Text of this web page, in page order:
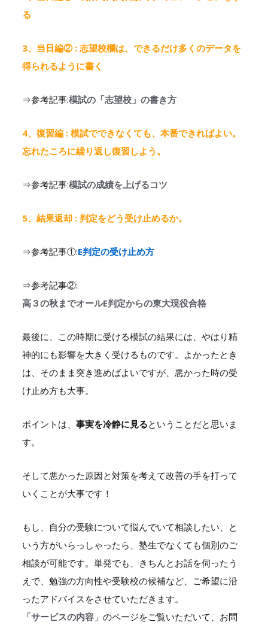
る
3、当日編② : 志望校欄は、できるだけ多くのデータを
得られるように書く
⇒参考記事:模試の「志望校」の書き方
4、復習編 : 模試でできなくても、本番できればよい。
忘れたころに繰り返し復習しよう。
⇒参考記事:模試の成績を上げるコツ
5、結果返却 : 判定をどう受け止めるか。
⇒参考記事①:E判定の受け止め方
⇒参考記事②:
高３の秋までオールE判定からの東大現役合格
最後に、この時期に受ける模試の結果には、やはり精
神的にも影響を大きく受けるものです。よかったとき
は、そのまま突き進めばよいですが、悪かった時の受
け止め方も大事。
ポイントは、 事実を冷静に見るということだと思いま
す。
そして悪かった原因と対策を考えて改善の手を打って
いくことが大事です！
もし、自分の受験について悩んでいて相談したい、と
いう方がいらっしゃったら、塾生でなくても個別のご
相談が可能です。単発でも、きちんとお話を伺ったう
えで、勉強の方向性や受験校の候補など、ご希望に沿
ったアドバイスをさせていただきます。
「サービスの内容」のページをご覧いただいて、お問